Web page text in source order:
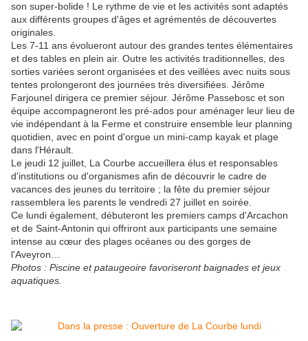
son super-bolide ! Le rythme de vie et les activités sont adaptés
aux différents groupes d'âges et agrémentés de découvertes
originales.
Les 7-11 ans évolueront autour des grandes tentes élémentaires
et des tables en plein air. Outre les activités traditionnelles, des
sorties variées seront organisées et des veillées avec nuits sous
tentes prolongeront des journées très diversifiées. Jérôme
Farjounel dirigera ce premier séjour. Jérôme Passebosc et son
équipe accompagneront les pré-ados pour aménager leur lieu de
vie indépendant à la Ferme et construire ensemble leur planning
quotidien, avec en point d'orgue un mini-camp kayak et plage
dans l'Hérault.
Le jeudi 12 juillet, La Courbe accueillera élus et responsables
d'institutions ou d'organismes afin de découvrir le cadre de
vacances des jeunes du territoire ; la fête du premier séjour
rassemblera les parents le vendredi 27 juillet en soirée.
Ce lundi également, débuteront les premiers camps d'Arcachon
et de Saint-Antonin qui offriront aux participants une semaine
intense au cœur des plages océanes ou des gorges de
l'Aveyron…
Photos : Piscine et pataugeoire favoriseront baignades et jeux
aquatiques.